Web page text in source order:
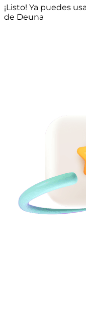
¡Listo! Ya puedes
de Deuna